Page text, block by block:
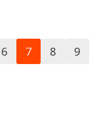
6 7 8
9